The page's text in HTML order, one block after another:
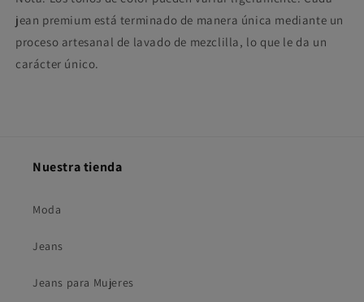
jean premium está terminado de manera única mediante un
proceso artesanal de lavado de mezclilla, lo que le da un
carácter único.
Nuestra tienda
Moda
Jeans
Jeans para Mujeres